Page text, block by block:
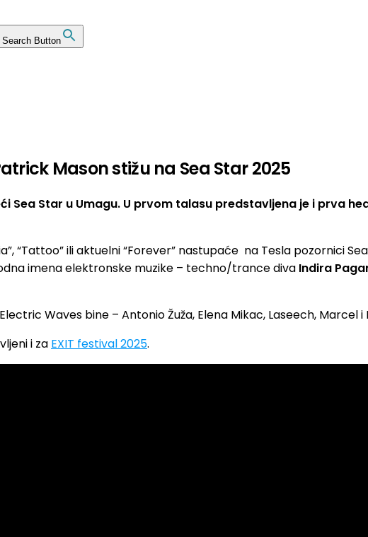
Search Button
Mason stižu na Sea Star 2025
Sea Star u Umagu. U prvom talasu predstavljena je i prva
“Tattoo” ili aktuelni “Forever” nastupaće na Tesla pozornici
imena elektronske muzike – techno/trance diva Indira
Waves bine – Antonio Žuža, Elena Mikac, Laseech, Marcel i
i za EXIT festival 2025.